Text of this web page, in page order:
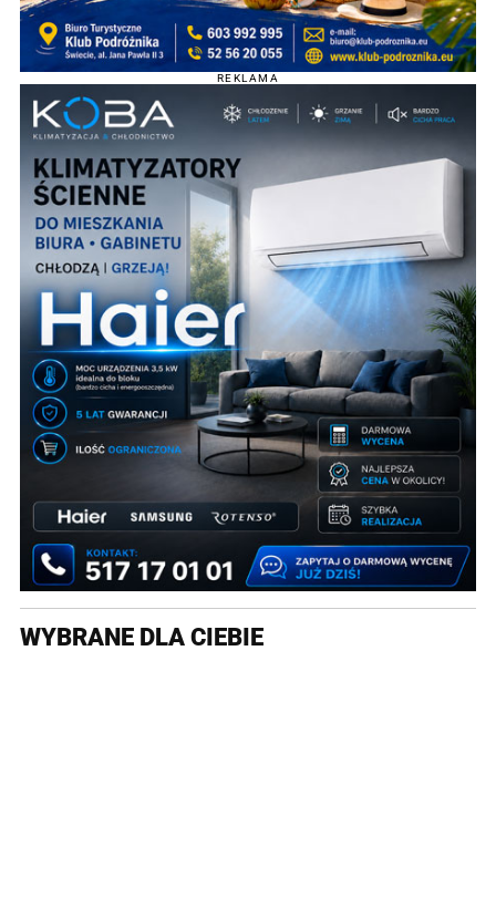
REKLAMA
WYBRANE DLA CIEBIE